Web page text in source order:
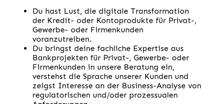
Du hast Lust, die digitale Transformation
der Kredit- oder Kontoprodukte für Privat-,
Gewerbe- oder Firmenkunden
voranzutreiben.
Du bringst deine fachliche Expertise aus
Bankprojekten für Privat-, Gewerbe- oder
Firmenkunden in unsere Beratung ein,
verstehst die Sprache unserer Kunden und
zeigst Interesse an der Business-Analyse von
regulatorischen und/oder prozessualen